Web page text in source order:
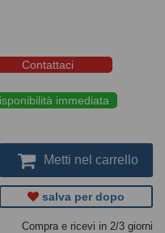
Contattaci
immediata
Metti nel carrello
salva per dopo
Compra e ricevi in 2/3 giorni